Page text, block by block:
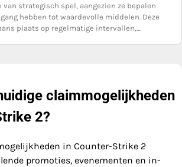
van strategisch spel, aangezien ze bepalen
hebben tot waardevolle middelen. Deze
plaats op regelmatige intervallen,…
claimmogelijkheden
2?
in Counter-Strike 2
promoties, evenementen en in-